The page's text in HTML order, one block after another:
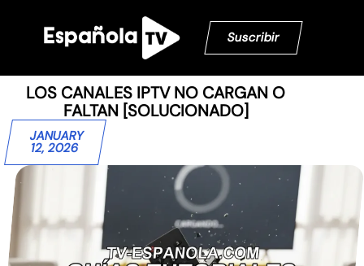
Suscribir
LOS CANALES IPTV NO CARGAN O
FALTAN [SOLUCIONADO]
JANUARY
12, 2026